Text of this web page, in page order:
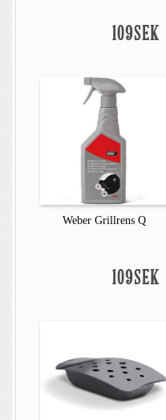
109SEK
Weber Grillrens Q
109SEK